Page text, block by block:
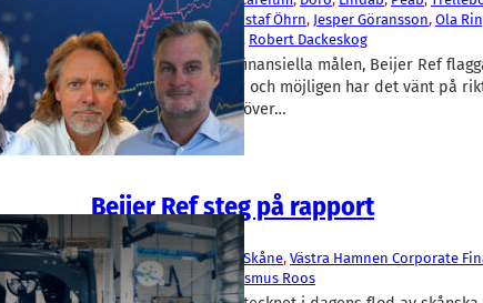
Christopher Norbye , Gustaf Öhrn, Jesper Göransson, Ola
Heuman, Peter Nilsson , Robert Dackeskog
Duni skriver upp de finansiella målen, Beijer Ref
kostnadsbesparingar och möjligen har det vänt på
BHG. Här här svepet över…
Beijer Ref steg på rapport
Fakta
Beijer Ref, Sparbanken Skåne, Västra Hamnen Corporate
Christopher Norbye, Rasmus Roos